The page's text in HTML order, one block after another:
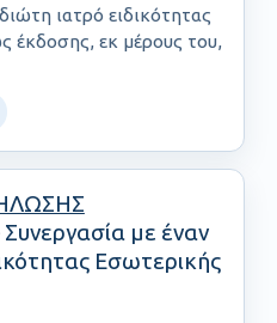
ιατρό ειδικότητας
έκδοσης, εκ μέρους του,
Συνεργασία με έναν
Εσωτερικής